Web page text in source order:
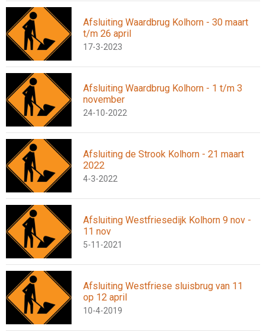
Afsluiting Waardbrug Kolhorn - 30 maart
t/m 26 april
17-3-2023
Afsluiting Waardbrug Kolhorn - 1 t/m 3
november
24-10-2022
Afsluiting de Strook Kolhorn - 21 maart
2022
4-3-2022
Afsluiting Westfriesedijk Kolhorn 9 nov -
11 nov
5-11-2021
Afsluiting Westfriese sluisbrug van 11
op 12 april
10-4-2019